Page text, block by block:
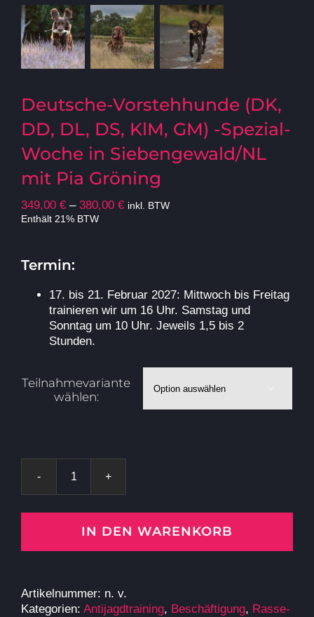
Deutsche-Vorstehhunde (DK,
DD, DL, DS, KlM, GM) -Spezial-
Woche in Siebengewald/NL
mit Pia Gröning
349,00 € – 380,00 €Preisspanne:
inkl. BTW
Enthält 21% BTW
Termin:
17. bis 21. Februar 2027: Mittwoch bis Freitag
trainieren wir um 16 Uhr. Samstag und
Sonntag um 10 Uhr. Jeweils 1,5 bis 2
Stunden.
Teilnahmevariante
wählen:
Deutsche-
Vorstehhunde
(DK,
DD,
GM)
-
IN DEN WARENKORB
Artikelnummer: n. v.
Kategorien: Antijagdtraining, Beschäftigung, Rasse-